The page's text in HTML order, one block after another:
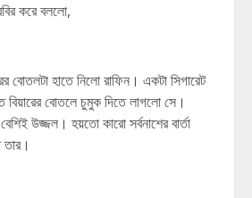
করে বললো,
বোতলটা হাতে নিলো রাফিন। একটা সিগারেট
বিয়ারের বোতলে চুমুক দিতে লাগলো সে।
উজ্জল। হয়তো কারো সর্বনাশের বার্তা